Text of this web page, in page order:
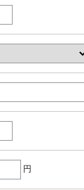
円